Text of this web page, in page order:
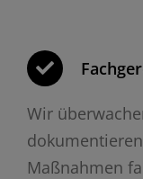
Wir
Maßnahmen